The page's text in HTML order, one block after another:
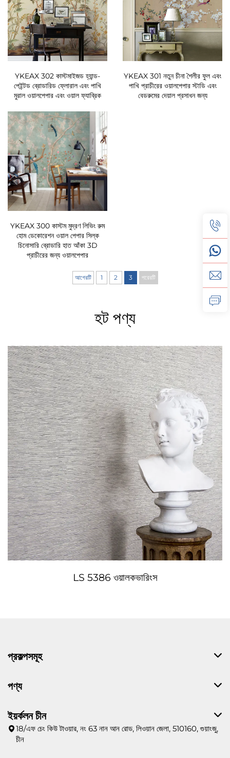
YKEAX 302 কাস্টমাইজড হ্যান্ড-
পেইন্টড ব্রোডারিড ফ্লোরাল এবং পাখি
মুরাল ওয়ালপেপার এবং ওয়াল ফ্যাব্রিক
YKEAX 301 নতুন চীনা শৈলীর ফুল এবং
পাখি প্রাচীরের ওয়ালপেপার স্টাডি এবং
বেডরুমের দেয়াল প্রসাধন জন্য
YKEAX 300 কাস্টম মুদ্রণ লিভিং রুম
হোম ডেকোরেশন ওয়াল পেপার সিল্ক
চিনোসারি ব্রোডারি হাত আঁকা 3D
প্রাচীরের জন্য ওয়ালপেপার
আগেরটি 1 2 3 পরেরটি
হট পণ্য
LS 5386 ওয়ালকভারিংস
প্রকল্পসমূহ
পণ্য
ইয়র্কলন চীন
18/এফ চেং কিউ টাওয়ার, নং 63 নান আন রোড, লিওয়ান জেলা, 510160, গুয়াংজু,
চীন